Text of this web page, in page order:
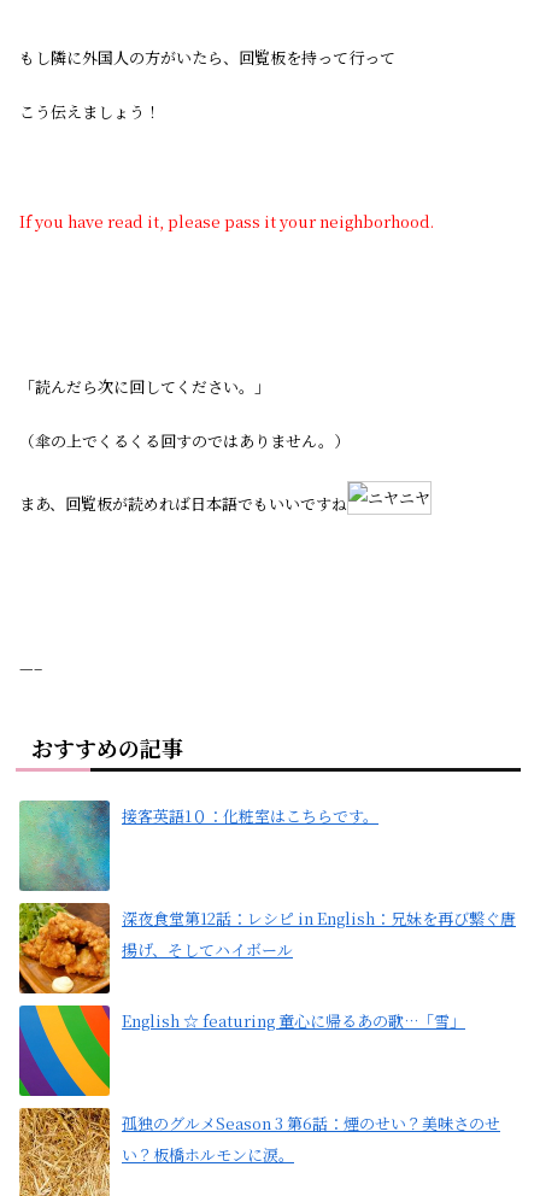
もし隣に外国人の方がいたら、回覧板を持って行って
こう伝えましょう！
If you have read it, please pass it your neighborhood.
「読んだら次に回してください。」
（傘の上でくるくる回すのではありません。）
まあ、回覧板が読めれば日本語でもいいですね
—–
おすすめの記事
接客英語1０：化粧室はこちらです。
深夜食堂第12話：レシピ in English：兄妹を再び繋ぐ唐
揚げ、そしてハイボール
English ☆ featuring 童心に帰るあの歌…「雪」
孤独のグルメSeason 3 第6話：煙のせい？美味さのせ
い？板橋ホルモンに涙。